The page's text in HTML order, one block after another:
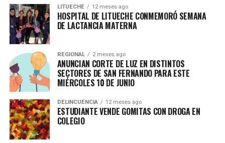
LITUECHE 12 meses ago
HOSPITAL DE LITUECHE CONMEMORÓ SEMANA
DE LACTANCIA MATERNA
REGIONAL 2 meses ago
ANUNCIAN CORTE DE LUZ EN DISTINTOS
SECTORES DE SAN FERNANDO PARA ESTE
MIÉRCOLES 10 DE JUNIO
DELINCUENCIA 12 meses ago
ESTUDIANTE VENDE GOMITAS CON DROGA EN
COLEGIO